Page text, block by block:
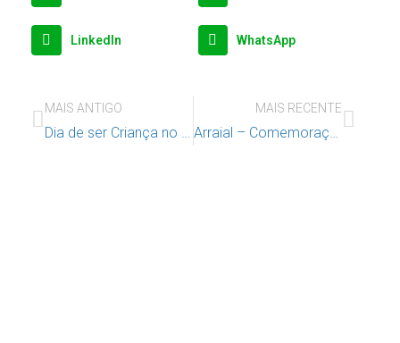
LinkedIn WhatsApp
MAIS ANTIGO MAIS RECENTE